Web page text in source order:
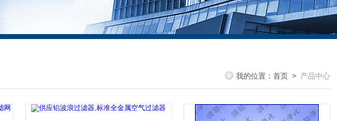
我的位置： 首页 > 产品中心